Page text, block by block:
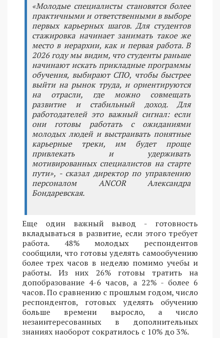
«Молодые специалисты становятся более
практичными и ответственными в выборе
первых карьерных шагов. Для студентов
стажировка начинает занимать такое же
место в иерархии, как и первая работа. В
2026 году мы видим, что студенты раньше
начинают искать прикладные программы
обучения, выбирают СПО, чтобы быстрее
выйти на рынок труда, и ориентируются
на отрасли, где можно совмещать
развитие и стабильный доход. Для
работодателей это важный сигнал: если
они готовы работать с ожиданиями
молодых людей и выстраивать понятные
карьерные треки, им будет проще
привлекать и удерживать
мотивированных специалистов на старте
пути», - сказал директор по управлению
персоналом ANCOR Александра
Бондаревская.
Еще один важный вывод - готовность
вкладываться в развитие, если этого требует
работа. 48% молодых респондентов
сообщили, что готовы уделять самообучению
более трех часов в неделю помимо учебы и
работы. Из них 26% готовы тратить на
допобразование 4-6 часов, а 22% - более 6
часов. По сравнению с прошлым годом, число
респондентов, готовых уделять обучению
больше времени выросло, а число
незаинтересованных в дополнительных
знаниях наоборот сократилось с 10% до 3%.